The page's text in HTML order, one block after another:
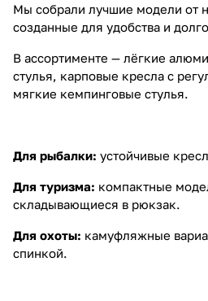
Мы собрали лучшие модели от
созданные для удобства и
В ассортименте — лёгкие
стулья, карповые кресла с
мягкие кемпинговые стулья.
Для рыбалки: устойчивые
Для туризма: компактные
складывающиеся в рюкзак.
Для охоты: камуфляжные
спинкой.